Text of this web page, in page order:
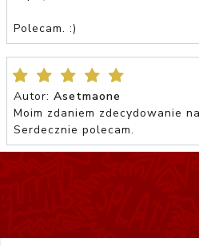
Polecam. :)
Autor: Asetmaone
Moim zdaniem zdecydowanie
Serdecznie polecam.